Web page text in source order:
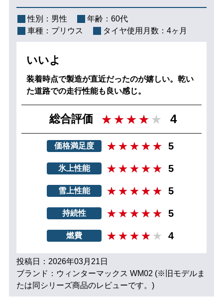
性別： 男性 年齢： 60代
車種： プリウス タイヤ使用月数： 4ヶ月
いいよ
装着時点で製造が直近だったのが嬉しい。乾い
た道路での走行性能も良い感じ。
総合評価 4
価格満足度 5
氷上性能 5
雪上性能 5
持続性 5
燃費 4
投稿日：2026年03月21日
ブランド：ウィンターマックス WM02 (※旧モデルま
たは同シリーズ商品のレビューです。)